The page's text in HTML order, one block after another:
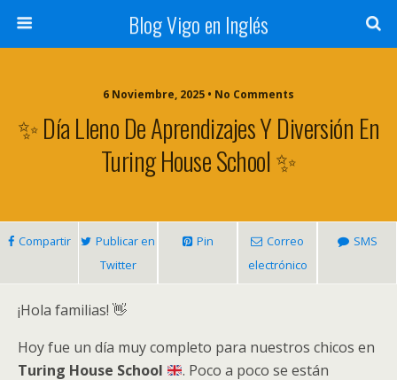
Blog Vigo en Inglés
6 Noviembre, 2025 • No Comments
✨ Día Lleno De Aprendizajes Y Diversión En
Turing House School ✨
Compartir
Publicar en
Twitter
Pin
Correo
electrónico
SMS
¡Hola familias! 👋
Hoy fue un día muy completo para nuestros chicos en
Turing House School
. Poco a poco se están